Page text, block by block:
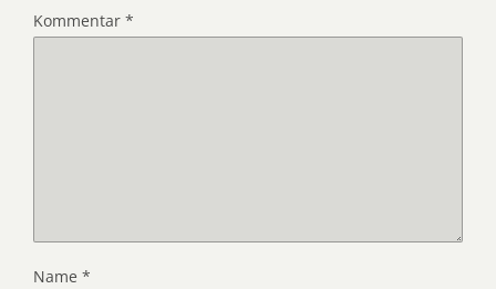
Kommentar *
Name *